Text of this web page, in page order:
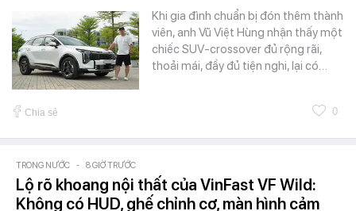
Khi gia đình chuẩn bị đón thêm thành
viên, anh Vũ Việt Hùng nhận thấy một
chiếc SUV-crossover đủ rộng rãi,
thoải mái, đầy đủ tiện nghi, lại có…
Chia sẻ 0
TRONG NƯỚC - 8 GIỜ TRƯỚC
Lộ rõ khoang nội thất của VinFast VF Wild:
Không có HUD, ghế chỉnh cơ, màn hình cảm